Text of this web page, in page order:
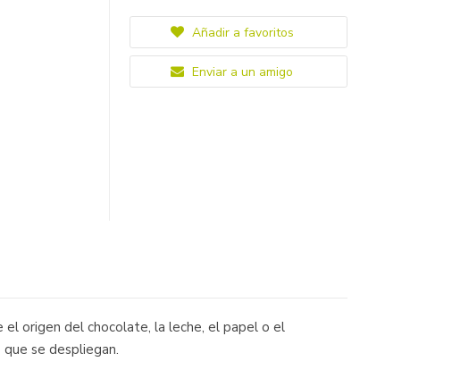
Añadir a favoritos
Enviar a un amigo
el origen del chocolate, la leche, el papel o el
se despliegan.